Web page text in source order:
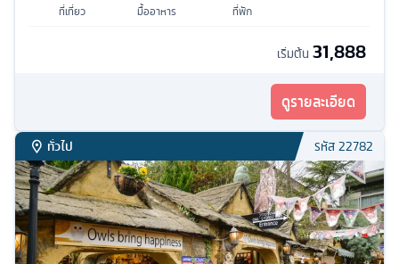
ที่เที่ยว มื้ออาหาร ที่พัก
เริ่มต้น 31,888
ดูรายละเอียด
ทั่วไป รหัส22782